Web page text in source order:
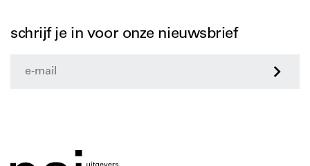
schrijf je in voor onze nieuwsbrief